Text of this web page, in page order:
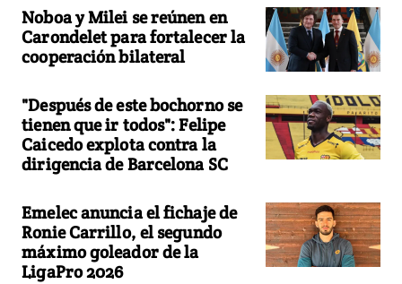
Noboa y Milei se reúnen en
Carondelet para fortalecer la
cooperación bilateral
"Después de este bochorno se
tienen que ir todos": Felipe
Caicedo explota contra la
dirigencia de Barcelona SC
Emelec anuncia el fichaje de
Ronie Carrillo, el segundo
máximo goleador de la
LigaPro 2026